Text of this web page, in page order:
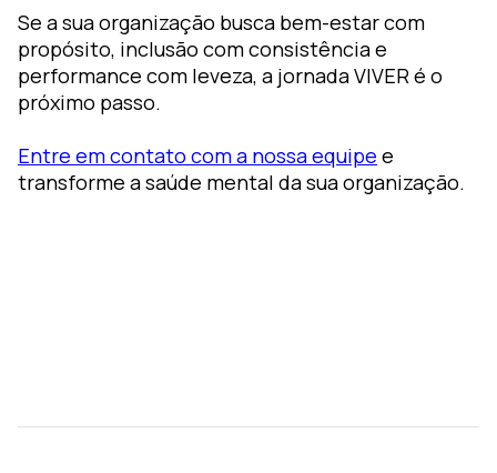
Se a sua organização busca bem-estar com
propósito, inclusão com consistência e
performance com leveza, a jornada VIVER é o
próximo passo.
Entre em contato com a nossa equipe e
transforme a saúde mental da sua organização.